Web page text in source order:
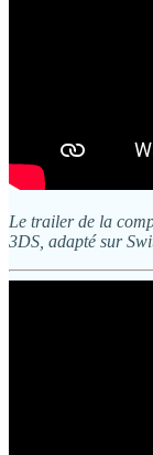
Le trailer de la
3DS, adapté sur